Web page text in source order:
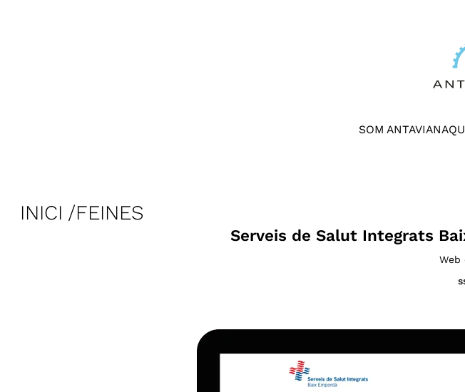
SOM ANTAVIANA
INICI FEINES
Serveis de Salut Integrats
Web